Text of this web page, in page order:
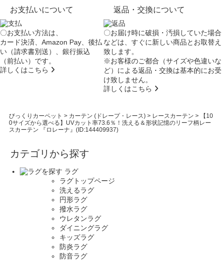
お支払いについて
〇お支払い方法は、
カード決済、Amazon Pay、後払
い（請求書別送）、銀行振込
（前払い）です。
詳しくはこちら
返品・交換について
〇お届け時に破損・汚損していた場合
などは、すぐに新しい商品とお取替え
致します。
※お客様のご都合（サイズや色違いな
ど）による返品・交換は基本的にお受
け致しません。
詳しくはこちら
びっくりカーペット > カーテン (ドレープ・レース)> レースカーテン >
【10
0サイズから選べる】UVカット率73.6％！洗える＆形状記憶のリーフ柄レー
スカーテン 『ロレーナ』(ID:144409937)
カテゴリから探す
ラグ
ラグトップページ
洗えるラグ
円形ラグ
撥水ラグ
ウレタンラグ
ダイニングラグ
キッズラグ
防炎ラグ
防音ラグ